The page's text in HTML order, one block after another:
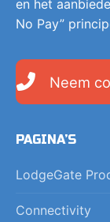
en het
No Pay”
Neem
PAGINA’S
LodgeGate
Connectivity